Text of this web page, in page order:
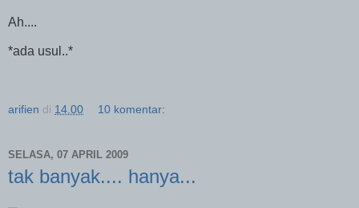
Ah....
*ada usul..*
arifien di 14.00 10 komentar:
SELASA, 07 APRIL 2009
tak banyak.... hanya...